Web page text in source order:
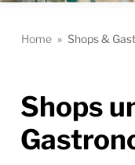
Home » Shops &
Shops